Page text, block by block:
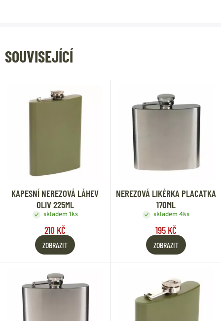
SOUVISEJÍCÍ
KAPESNÍ NEREZOVÁ LÁHEV
OLIV 225ML
skladem 1ks
210 KČ
ZOBRAZIT
NEREZOVÁ LIKÉRKA PLACATKA
170ML
skladem 4ks
195 KČ
ZOBRAZIT